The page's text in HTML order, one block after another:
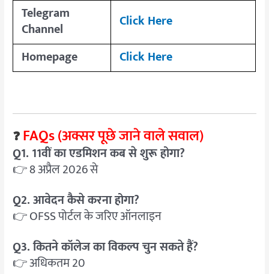
Telegram
Channel
Click Here
Homepage
Click Here
❓FAQs (अक्सर पूछे जाने वाले सवाल)
Q1. 11वीं का एडमिशन कब से शुरू होगा?
👉 8 अप्रैल 2026 से
Q2. आवेदन कैसे करना होगा?
👉 OFSS पोर्टल के जरिए ऑनलाइन
Q3. कितने कॉलेज का विकल्प चुन सकते हैं?
👉 अधिकतम 20